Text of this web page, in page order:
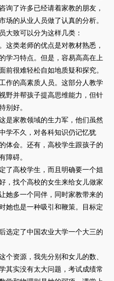
询了许多已经请着家教的朋友，
场的从业人员做了认真的分析。
大致可以分为这样几类：
类老师的优点是对教材熟悉，
学习特点。但是，容易高高在上
前很难轻松自如地质疑和探究。
的高素质人员。这部分人教学
野并帮孩子提高思维能力，但针
别好。
家教领域的生力军，他们虽然
学不久，对各科知识仍记忆犹
体会。还有，高校学生跟孩子的
障碍。
高校学生，而且明确要一个姐
，找个高校的女生来给女儿做家
她多一个同伴，同时家教带来的
她也是一种吸引和鞭策。目标定
定了中国农业大学一个大三的
资源，我先分别和女儿的数、
其实没有太大问题，考试成绩常